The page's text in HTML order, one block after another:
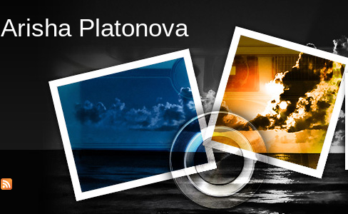
Arisha Platonova